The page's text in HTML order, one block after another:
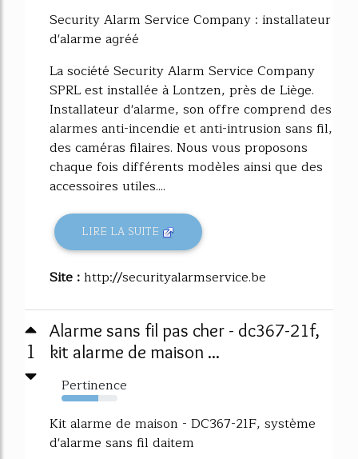
Security Alarm Service Company : installateur
d'alarme agréé
La société Security Alarm Service Company
SPRL est installée à Lontzen, près de Liège.
Installateur d'alarme, son offre comprend des
alarmes anti-incendie et anti-intrusion sans fil,
des caméras filaires. Nous vous proposons
chaque fois différents modèles ainsi que des
accessoires utiles....
LIRE LA SUITE
Site :http://securityalarmservice.be
1
Alarme sans fil pas cher - dc367-21f,
kit alarme de maison ...
Pertinence
66%
Kit alarme de maison - DC367-21F, système
d'alarme sans fil daitem